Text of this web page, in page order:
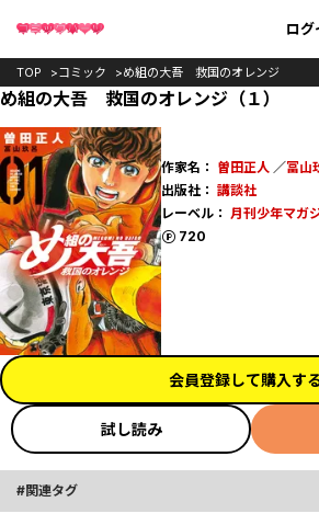
ログ
TOP コミック め組の大吾 救国のオレンジ
め組の大吾 救国のオレンジ（１）
作家名： 曽田正人／冨山
出版社： 講談社
レーベル： 月刊少年マガ
720
ポイント
会員登録して購入す
試し読み
関連タグ